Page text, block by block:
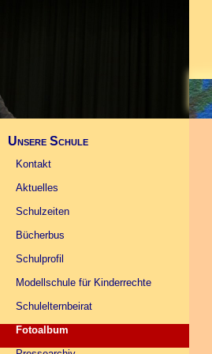
Unsere Schule
Kontakt
Aktuelles
Schulzeiten
Bücherbus
Schulprofil
Modellschule für Kinderrechte
Schulelternbeirat
Fotoalbum